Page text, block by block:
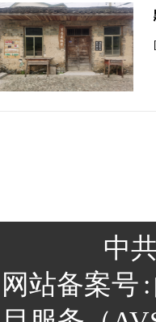
中
网站备案号 :